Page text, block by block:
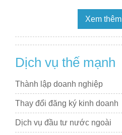
Xem thêm
Dịch vụ thế mạnh
Thành lập doanh nghiệp
Thay đổi đăng ký kinh doanh
Dịch vụ đầu tư nước ngoài